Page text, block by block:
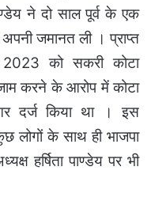
ने दो साल पूर्व के एक
जमानत ली । प्राप्त
को सकरी कोटा
करने के आरोप में कोटा
दर्ज किया था । इस
लोगों के साथ ही भाजपा
हर्षिता पाण्डेय पर भी